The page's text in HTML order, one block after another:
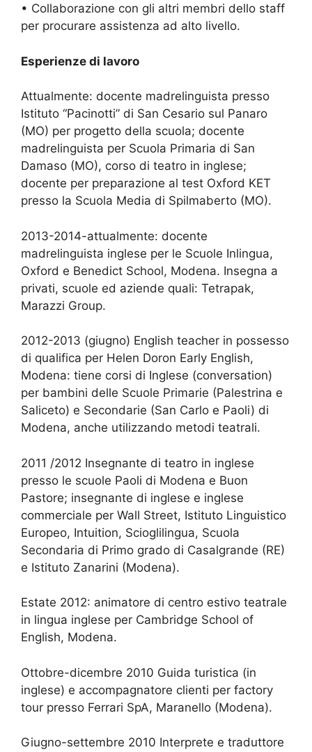
• Collaborazione con gli altri membri dello staff
per procurare assistenza ad alto livello.
Esperienze di lavoro
Attualmente: docente madrelinguista presso
Istituto “Pacinotti” di San Cesario sul Panaro
(MO) per progetto della scuola; docente
madrelinguista per Scuola Primaria di San
Damaso (MO), corso di teatro in inglese;
docente per preparazione al test Oxford KET
presso la Scuola Media di Spilmaberto (MO).
2013-2014-attualmente: docente
madrelinguista inglese per le Scuole Inlingua,
Oxford e Benedict School, Modena. Insegna a
privati, scuole ed aziende quali: Tetrapak,
Marazzi Group.
2012-2013 (giugno) English teacher in possesso
di qualifica per Helen Doron Early English,
Modena: tiene corsi di Inglese (conversation)
per bambini delle Scuole Primarie (Palestrina e
Saliceto) e Secondarie (San Carlo e Paoli) di
Modena, anche utilizzando metodi teatrali.
2011 /2012 Insegnante di teatro in inglese
presso le scuole Paoli di Modena e Buon
Pastore; insegnante di inglese e inglese
commerciale per Wall Street, Istituto Linguistico
Europeo, Intuition, Scioglilingua, Scuola
Secondaria di Primo grado di Casalgrande (RE)
e Istituto Zanarini (Modena).
Estate 2012: animatore di centro estivo teatrale
in lingua inglese per Cambridge School of
English, Modena.
Ottobre-dicembre 2010 Guida turistica (in
inglese) e accompagnatore clienti per factory
tour presso Ferrari SpA, Maranello (Modena).
Giugno-settembre 2010 Interprete e traduttore